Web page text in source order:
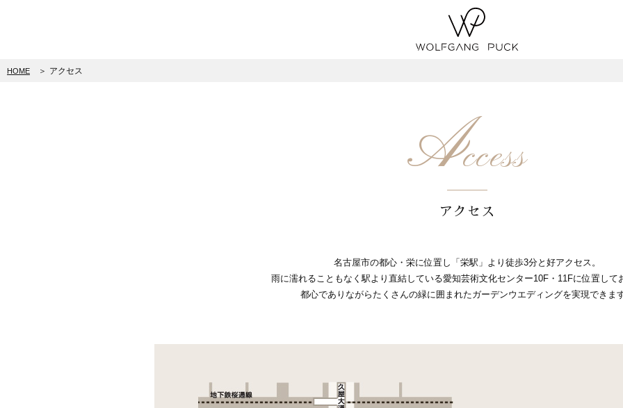
HOME ＞ アクセス
Access
アクセス
名古屋市の都心・栄に位置し「栄駅」より徒歩3分と好アクセス。
雨に濡れることもなく駅より直結している愛知芸術文化センター10F・11Fに位置して
都心でありながらたくさんの緑に囲まれたガーデンウエディングを実現できま